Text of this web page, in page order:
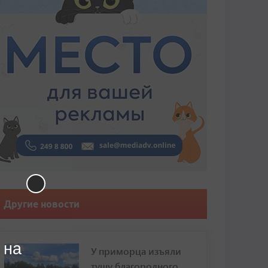
Другие новости
У приморца изъяли